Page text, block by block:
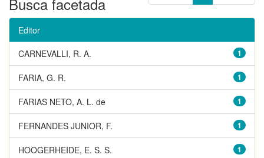
Editor
1
CARNEVALLI, R. A.
1
FARIA, G. R.
1
FARIAS NETO, A. L. de
1
FERNANDES JUNIOR, F.
1
HOOGERHEIDE, E. S. S.